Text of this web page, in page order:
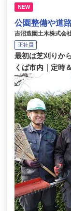
NEW
公園整備や道
吉沼造園土木株式会
正社員
最初は芝刈りか
くば市内｜定時